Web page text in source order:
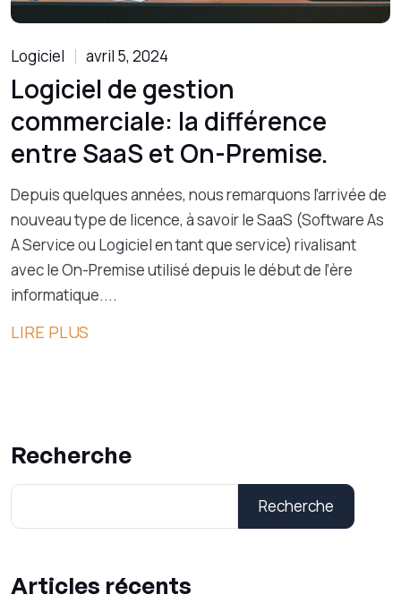
Logiciel avril 5, 2024
Logiciel de gestion
commerciale: la différence
entre SaaS et On-Premise.
Depuis quelques années, nous remarquons l’arrivée de
nouveau type de licence, à savoir le SaaS (Software As
A Service ou Logiciel en tant que service) rivalisant
avec le On-Premise utilisé depuis le début de l’ère
informatique....
LIRE PLUS
Recherche
Recherche
Articles récents